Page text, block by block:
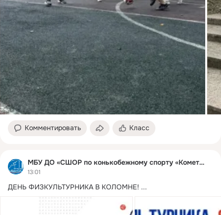
Комментировать Класс
МБУ ДО «СШОР по конькобежному спорту «Комета»
13:01
ДЕНЬ ФИЗКУЛЬТУРНИКА В КОЛОМНЕ! ...